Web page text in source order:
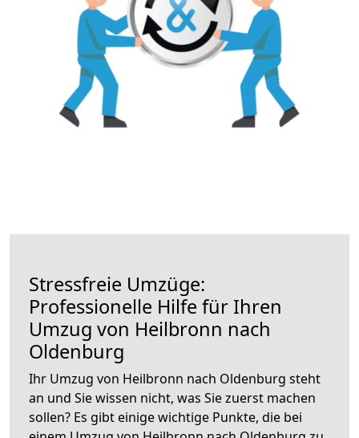
Stressfreie Umzüge:
Professionelle Hilfe für Ihren
Umzug von Heilbronn nach
Oldenburg
Ihr Umzug von Heilbronn nach Oldenburg steht
an und Sie wissen nicht, was Sie zuerst machen
sollen? Es gibt einige wichtige Punkte, die bei